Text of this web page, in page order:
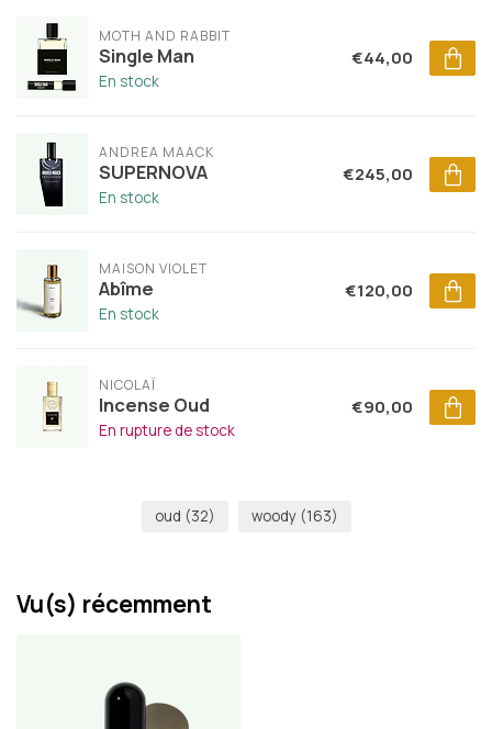
MOTH AND RABBIT
Single Man
En stock
€44,00
ANDREA MAACK
SUPERNOVA
En stock
€245,00
MAISON VIOLET
Abîme
En stock
€120,00
NICOLAÏ
Incense Oud
En rupture de stock
€90,00
oud (32) woody (163)
Vu(s) récemment